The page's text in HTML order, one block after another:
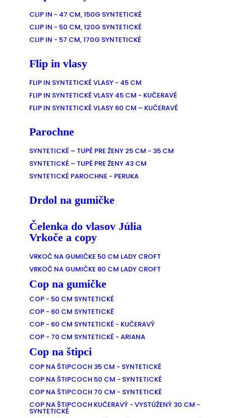
CLIP IN - 47 CM, 150G SYNTETICKÉ
CLIP IN - 50 CM, 120G SYNTETICKÉ
CLIP IN - 57 CM, 170G SYNTETICKÉ
Flip in vlasy
FLIP IN SYNTETICKÉ VLASY - 45 CM
FLIP IN SYNTETICKÉ VLASY 45 CM - KUČERAVÉ
FLIP IN SYNTETICKÉ VLASY 60 CM – KUČERAVÉ
Parochne
SYNTETICKÉ – TUPÉ PRE ŽENY 25 CM - 35 CM
SYNTETICKÉ – TUPÉ PRE ŽENY 43 CM
SYNTETICKÉ PAROCHNE - PERUKA
Drdol na gumičke
Čelenka do vlasov Júlia
Vrkoče a copy
VRKOČ NA GUMIČKE 50 CM LADY CROFT
VRKOČ NA GUMIČKE 80 CM LADY CROFT
Cop na gumičke
COP - 50 CM SYNTETICKÉ
COP - 60 CM SYNTETICKÉ
COP - 60 CM SYNTETICKÉ - KUČERAVÝ
COP - 70 CM SYNTETICKÉ - ARIANA
Cop na štipci
COP NA ŠTIPCOCH 35 CM - SYNTETICKÉ
COP NA ŠTIPCOCH 50 CM - SYNTETICKÉ
COP NA ŠTIPCOCH 70 CM - SYNTETICKÉ
COP NA ŠTIPCOCH KUČERAVÝ - VYSTÚŽENÝ 30 CM -
SYNTETICKÉ